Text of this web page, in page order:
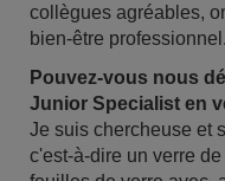
collègues agréables,
bien-être professionnel.
Pouvez-vous nous
Junior Specialist en
Je suis chercheuse et
c'est-à-dire un verre